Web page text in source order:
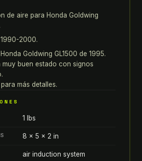
de aire para Honda Goldwing
2000.
Goldwing GL1500 de 1995.
muy buen estado con signos
más detalles.
1 lbs
8 × 5 × 2 in
air induction system